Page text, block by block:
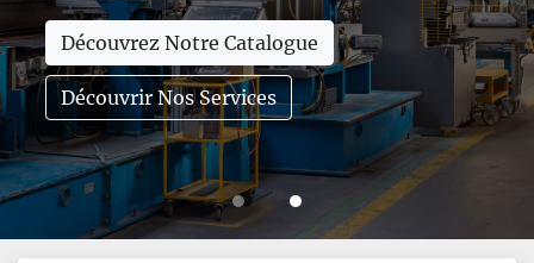
Découvrez Notre Catalogue
Découvrir Nos Services